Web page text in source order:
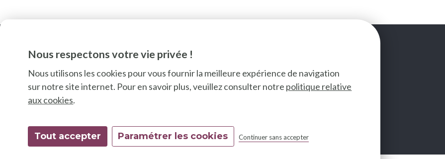
Nous respectons votre vie privée !
Nous utilisons les cookies pour vous fournir la meilleure expérience de navigation
sur notre site internet. Pour en savoir plus, veuillez consulter notre politique relative
aux cookies.
Tout accepter Continuer sans accepter
Paramétrer les cookies
SUIVEZ-NOUS